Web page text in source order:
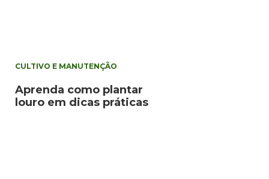
CULTIVO E MANUTENÇÃO
Aprenda como plantar
louro em dicas práticas